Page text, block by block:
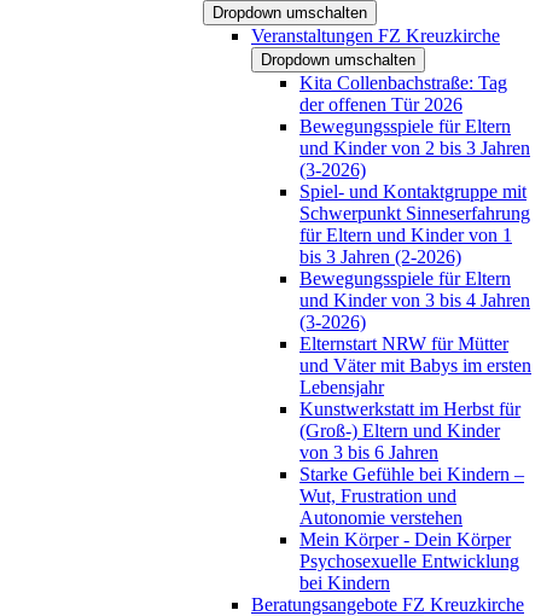
Dropdown umschalten
Veranstaltungen FZ Kreuzkirche
Dropdown umschalten
Kita Collenbachstraße: Tag
der offenen Tür 2026
Bewegungsspiele für Eltern
und Kinder von 2 bis 3 Jahren
(3-2026)
Spiel- und Kontaktgruppe mit
Schwerpunkt Sinneserfahrung
für Eltern und Kinder von 1
bis 3 Jahren (2-2026)
Bewegungsspiele für Eltern
und Kinder von 3 bis 4 Jahren
(3-2026)
Elternstart NRW für Mütter
und Väter mit Babys im ersten
Lebensjahr
Kunstwerkstatt im Herbst für
(Groß-) Eltern und Kinder
von 3 bis 6 Jahren
Starke Gefühle bei Kindern –
Wut, Frustration und
Autonomie verstehen
Mein Körper - Dein Körper
Psychosexuelle Entwicklung
bei Kindern
Beratungsangebote FZ Kreuzkirche